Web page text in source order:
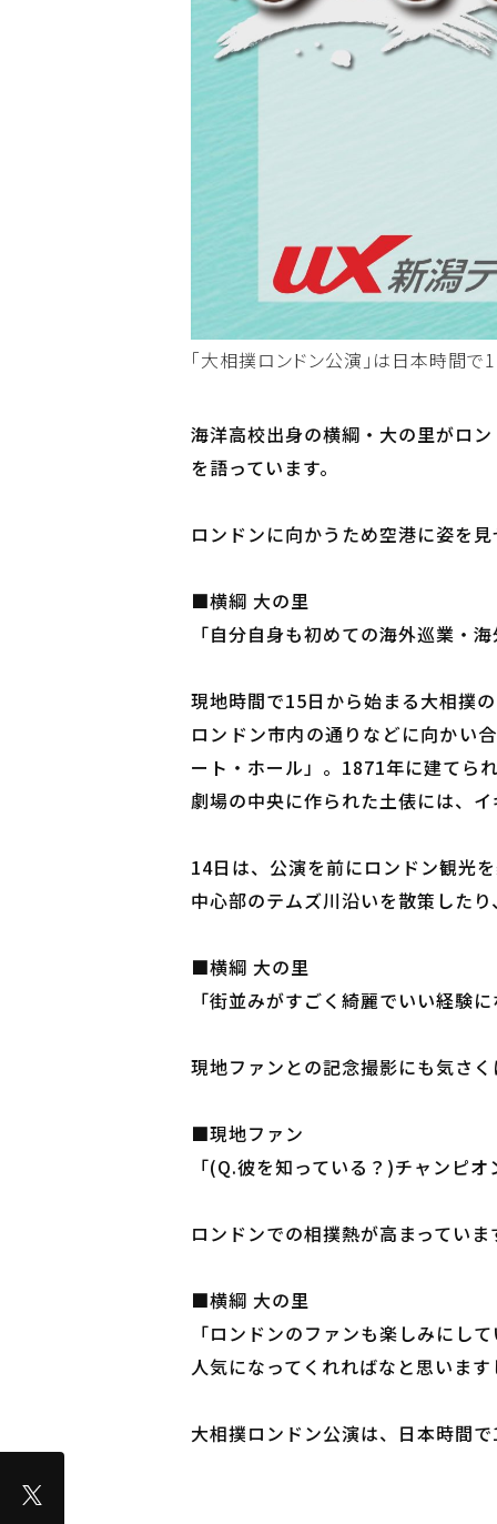
「大相撲ロンドン公演」は日本時間
海洋高校出身の横綱・大の里がロ
を語っています。
ロンドンに向かうため空港に姿を
■横綱 大の里
「自分自身も初めての海外巡業・
現地時間で15日から始まる大相撲
ロンドン市内の通りなどに向かい
ート・ホール」。1871年に建てら
劇場の中央に作られた土俵には、
14日は、公演を前にロンドン観光
中心部のテムズ川沿いを散策した
■横綱 大の里
「街並みがすごく綺麗でいい経験
現地ファンとの記念撮影にも気さ
■現地ファン
「(Q.彼を知っている？)チャンピ
ロンドンでの相撲熱が高まっていま
■横綱 大の里
「ロンドンのファンも楽しみにし
人気になってくれればなと思いま
大相撲ロンドン公演は、日本時間